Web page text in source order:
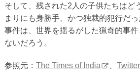
そして、残された2人の子供たちはど
まりにも身勝手、かつ独裁的犯行だ
事件は、世界を揺るがした猟奇的事
ないだろう。
参照元： The Times of India 、Twitter